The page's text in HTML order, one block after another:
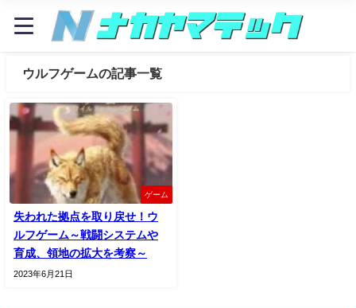
ウルフゲームの記事一覧
ゲーム
失われた拠点を取り戻せ！ウ
ルフゲーム～戦闘システムや
育成、領地の拡大を考察～
2023年6月21日